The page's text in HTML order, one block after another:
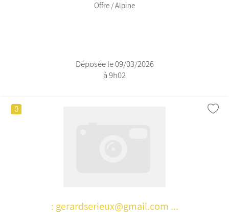
Offre / Alpine
Déposée le 09/03/2026
à 9h02
0
: gerardserieux@gmail.com ...